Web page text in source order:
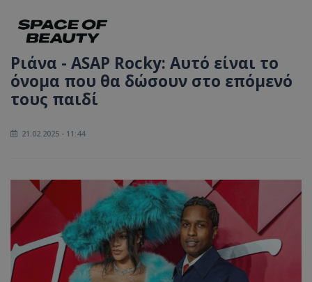
Ριάνα - ASAP Rocky: Αυτό είναι το
όνομα που θα δώσουν στο επόμενό
τους παιδί
21.02.2025 - 11:44